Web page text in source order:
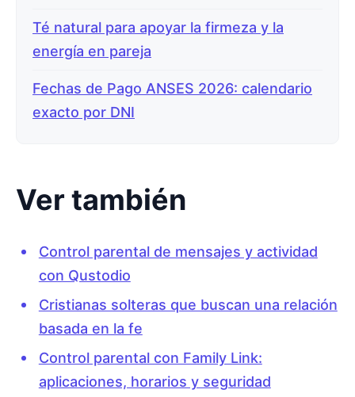
Té natural para apoyar la firmeza y la
energía en pareja
Fechas de Pago ANSES 2026: calendario
exacto por DNI
Ver también
Control parental de mensajes y actividad
con Qustodio
Cristianas solteras que buscan una relación
basada en la fe
Control parental con Family Link:
aplicaciones, horarios y seguridad